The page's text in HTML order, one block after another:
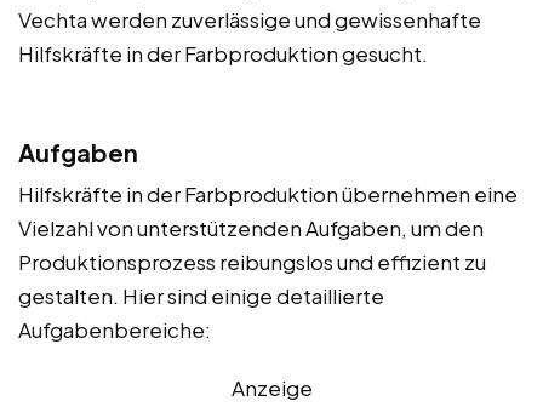
Vechta werden zuverlässige und gewissenhafte
Hilfskräfte in der Farbproduktion gesucht.
Aufgaben
Hilfskräfte in der Farbproduktion übernehmen eine
Vielzahl von unterstützenden Aufgaben, um den
Produktionsprozess reibungslos und effizient zu
gestalten. Hier sind einige detaillierte
Aufgabenbereiche:
Anzeige